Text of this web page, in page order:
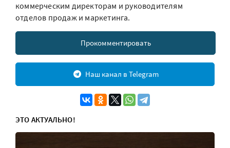
коммерческим директорам и руководителям
отделов продаж и маркетинга.
Прокомментировать
Наш канал в Telegram
ЭТО АКТУАЛЬНО!